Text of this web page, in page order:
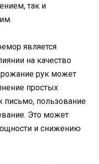
так и
является
на качество
рук может
простых
письмо, пользование
Это может
и снижению